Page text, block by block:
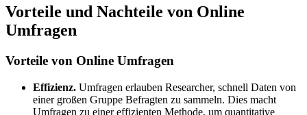
Vorteile und Nachteile von Online
Umfragen
Vorteile von Online Umfragen
Effizienz. Umfragen erlauben Researcher, schnell Daten von
einer großen Gruppe Befragten zu sammeln. Dies macht
Umfragen zu einer effizienten Methode, um quantitative